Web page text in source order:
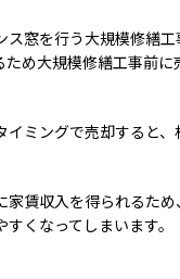
窓を行う大規模修繕
め大規模修繕工事前に
ミングで売却すると、
賃収入を得られるた
くなってしまいます。